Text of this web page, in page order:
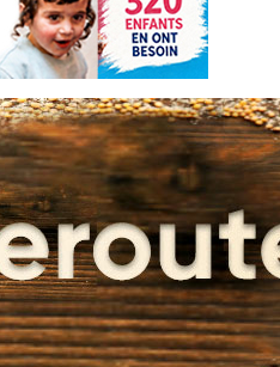
6 enfants, victime de violences...
de Vacances Pour les Enfants